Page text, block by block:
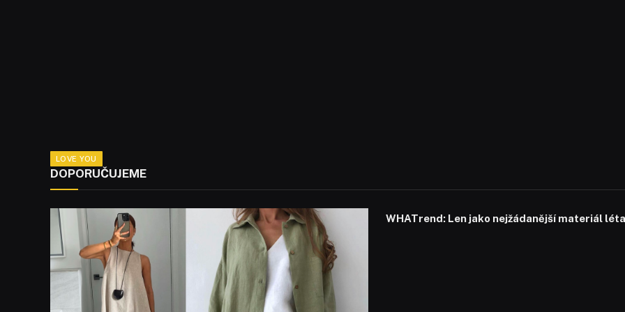
LOVE YOU
DOPORUČUJEME
WHATrend: Len jako nejžádanější materiál léta